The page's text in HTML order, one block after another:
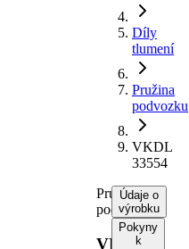
Díly
tlumení
Pružina
podvozku
VKDL
33554
Pružina
podvozku
VKDL
Údaje o
výrobku
Pokyny
k